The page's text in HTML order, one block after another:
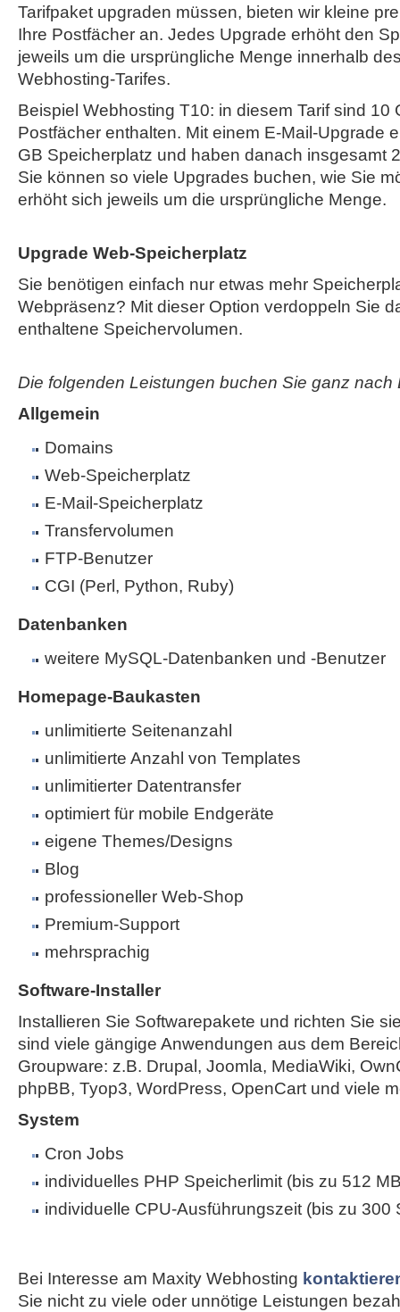
Tarifpaket upgraden müssen, bieten wir kleine
Ihre Postfächer an. Jedes Upgrade erhöht den
jeweils um die ursprüngliche Menge innerhalb
Webhosting-Tarifes.
Beispiel Webhosting T10: in diesem Tarif sind 10
Postfächer enthalten. Mit einem E-Mail-Upgrade
GB Speicherplatz und haben danach insgesamt
Sie können so viele Upgrades buchen, wie Sie
erhöht sich jeweils um die ursprüngliche Menge.
Upgrade Web-Speicherplatz
Sie benötigen einfach nur etwas mehr
Webpräsenz? Mit dieser Option verdoppeln Sie
enthaltene Speichervolumen.
Die folgenden Leistungen buchen Sie ganz nach
Allgemein
Domains
Web-Speicherplatz
E-Mail-Speicherplatz
Transfervolumen
FTP-Benutzer
CGI (Perl, Python, Ruby)
Datenbanken
weitere MySQL-Datenbanken und -Benutzer
Homepage-Baukasten
unlimitierte Seitenanzahl
unlimitierte Anzahl von Templates
unlimitierter Datentransfer
optimiert für mobile Endgeräte
eigene Themes/Designs
Blog
professioneller Web-Shop
Premium-Support
mehrsprachig
Software-Installer
Installieren Sie Softwarepakete und richten Sie
sind viele gängige Anwendungen aus dem
Groupware: z.B. Drupal, Joomla, MediaWiki,
phpBB, Tyop3, WordPress, OpenCart und viele
System
Cron Jobs
individuelles PHP Speicherlimit (bis zu 512
individuelle CPU-Ausführungszeit (bis zu 300
Bei Interesse am Maxity Webhosting
Sie nicht zu viele oder unnötige Leistungen